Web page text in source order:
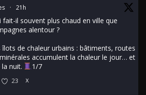
· 21h
fait-il souvent plus chaud en ville que
alentour ?
îlots de chaleur urbains : bâtiments, routes
accumulent la chaleur le jour… et
nuit.
1/7
23 X